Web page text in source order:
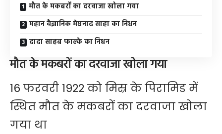
मौत के मकबरों का दरवाजा खोला गया
महान वैज्ञानिक मेघनाद साहा का निधन
दादा साहब फाल्के का निधन
मौत के मकबरों का दरवाजा खोला गया
16 फरवरी 1922 को मिस्र के पिरामिड में
स्थित मौत के मकबरों का दरवाजा खोला
गया था